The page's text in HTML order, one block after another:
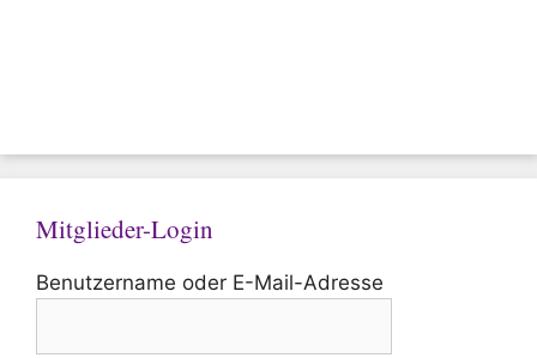
Mitglieder-Login
Benutzername oder E-Mail-Adresse